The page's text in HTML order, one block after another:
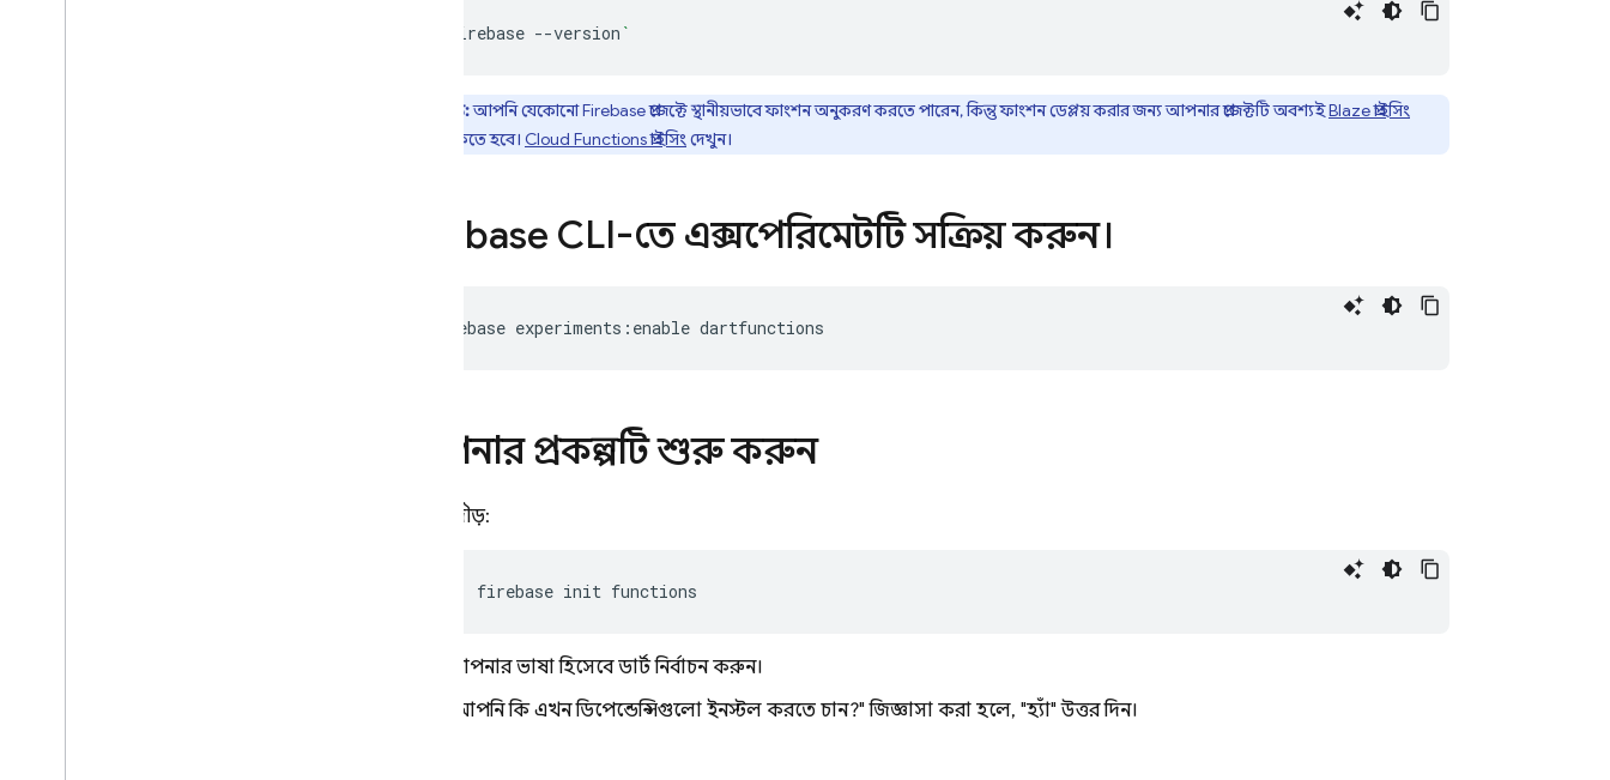
firebase --version `
দ্রষ্টব্য:আপনি যেকোনোFirebaseপ্রজেক্টে স্থানীয়ভাবে ফাংশন অনুকরণ করতে পারেন, কিন্তু ফাংশন ডেপ্লয় করার জন্য আপনার প্রজেক্টটি অবশ্যইBlaze প্রাইসিং
থাকতে হবে। Cloud Functionsপ্রাইসিংদেখুন।
Firebase CLI-তে এক্সপেরিমেন্টটি সক্রিয় করুন।
firebase experiments:enable
আপনার প্রকল্পটি শুরু করুন
দৌড়:
firebase init
আপনার ভাষা হিসেবে ডার্ট নির্বাচন করুন।
"আপনি কি এখন ডিপেন্ডেন্সিগুলো ইনস্টল করতে চান?" জিজ্ঞাসা করা হলে, "হ্যাঁ" উত্তর দিন।